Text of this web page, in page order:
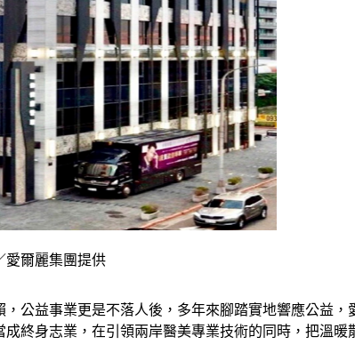
愛爾麗集團提供
公益事業更是不落人後，多年來腳踏實地響應公益
終身志業，在引領兩岸醫美專業技術的同時，把溫